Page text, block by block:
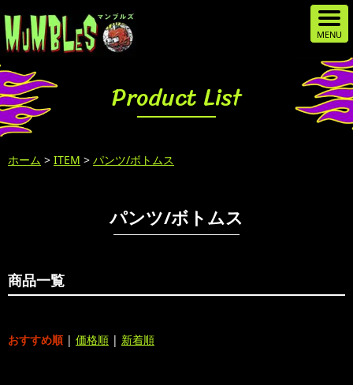
Product List
ホーム > ITEM > パンツ/ボトムス
パンツ/ボトムス
商品一覧
おすすめ順 | 価格順 | 新着順